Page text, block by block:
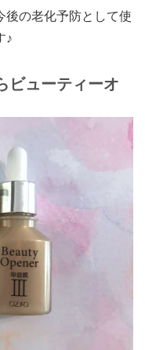
後の老化予防として使
♪
ビューティーオ